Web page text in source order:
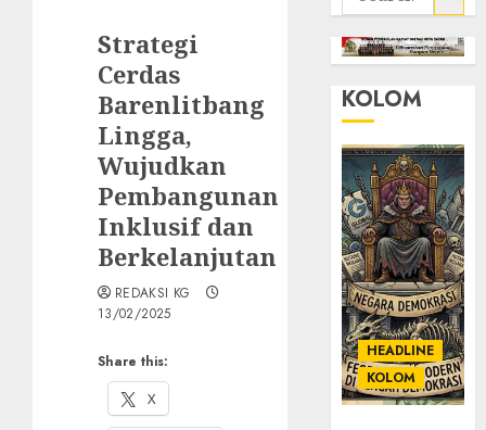
Strategi
Cerdas
Barenlitbang
Lingga,
Wujudkan
Pembangunan
Inklusif dan
Berkelanjutan
Share this:
X
REDAKSI KG
13/02/2025
for:
KOLOM
HEADLINE
KOLOM